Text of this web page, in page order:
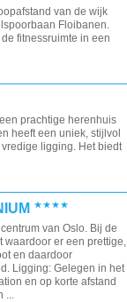
van de wijk
Floibanen.
fitnessruimte in een
prachtige herenhuis
heeft een uniek, stijlvol
ligging. Het biedt
van Oslo. Bij de
waardoor er een prettige,
en daardoor
Ligging: Gelegen in het
en op korte afstand
...